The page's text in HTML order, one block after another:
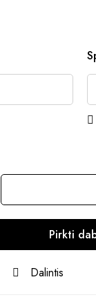
Pirkti
Dalintis